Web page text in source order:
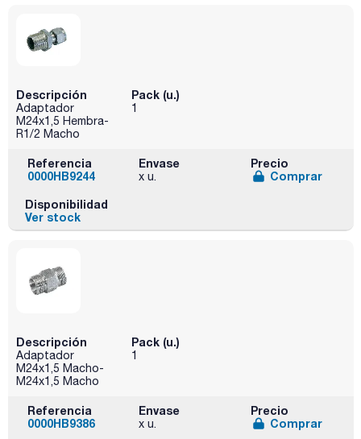
Descripción
Adaptador
M24x1,5 Hembra-
R1/2 Macho
Pack (u.)
1
Referencia
0000HB9244
Envase
x u.
Precio
Comprar
Disponibilidad
Ver stock
Descripción
Adaptador
M24x1,5 Macho-
M24x1,5 Macho
Pack (u.)
1
Referencia
0000HB9386
Envase
x u.
Precio
Comprar